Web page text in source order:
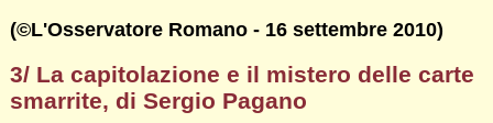
(©L'Osservatore Romano - 16 settembre 2010)
3/ La capitolazione e il mistero delle carte
smarrite, di Sergio Pagano